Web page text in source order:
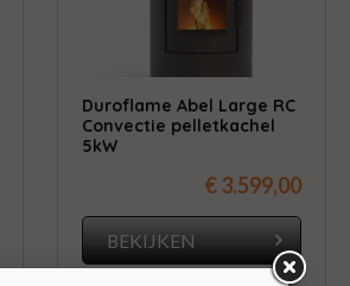
Duroflame Abel Large RC
Convectie pelletkachel
5kW
€ 3.599,00
BEKIJKEN